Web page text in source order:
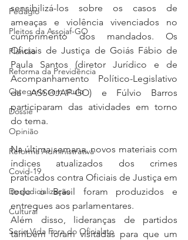
Pedágio
Pleitos da Assojaf-GO
Plantão
Reforma da Previdência
Categoria sem título
Dossiê
Opinião
Reforma Administrativa
Covid-19
Desjudicialização
Cultural
Serie Vida Fora do Oficialato
sensibilizá-los sobre os casos de
ameaças e violência vivenciados no
cumprimento dos mandados. Os
Oficiais de Justiça de Goiás Fábio de
Paula Santos (diretor Jurídico e de
Acompanhamento Político-Legislativo
da ASSOJAF-GO) e Fúlvio Barros
participaram das atividades em torno
do tema.
Na última semana, novos materiais com
índices atualizados dos crimes
praticados contra Oficiais de Justiça em
todo o Brasil foram produzidos e
entregues aos parlamentares.
Além disso, lideranças de partidos
também foram visitadas para que um